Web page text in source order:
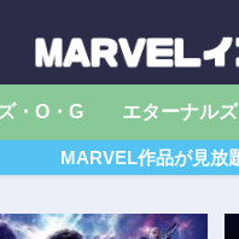
・O・G エターナルズ
MARVEL作品が見放